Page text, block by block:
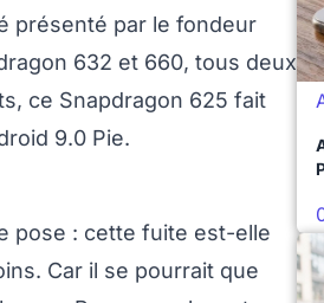
présenté par le fondeur
632 et 660, tous deux
ce Snapdragon 625 fait
9.0 Pie.
pose : cette fuite est-elle
Car il se pourrait que